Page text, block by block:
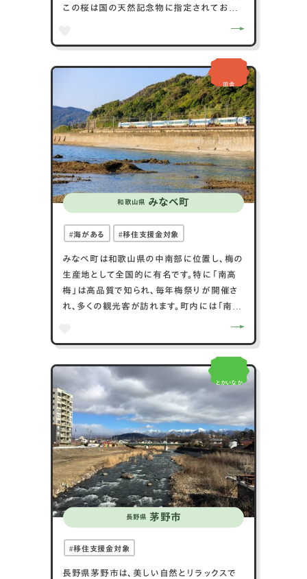
この桜は国の天然記念物に指定されており、
物も多く、地域の文化や歴史を感じることが
できる場所が点在しています。農業も盛んで、
特に果物の生産が知られており、新鮮な地元
の味を楽しむことができます。三春町はその
歴史、自然、文化が織りなす魅力で多くの
人々を引きつけています。
和歌山県 みなべ町
田舎
海がある 移住支援金対象
みなべ町は和歌山県の中南部に位置し、梅の
生産地として全国的に有名です。特に「南高
梅」は高品質で知られ、毎年梅祭りが開催さ
れ、多くの観光客が訪れます。町内には「南部
きるスポットです。海岸線も美しく、「千里浜」
では釣りや海水浴が楽しめます。交通アクセ
スはJRみなべ駅から大阪市まで約2時間と便
利で、多くの観光客が訪れる魅力的な町です。
長野県 茅野市
とかいなか
移住支援金対象
長野県茅野市は、美しい自然とリラックスで